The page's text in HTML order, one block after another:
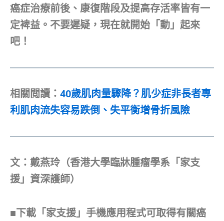
癌症治療前後、康復階段及提高存活率皆有一
定裨益。不要遲疑，現在就開始「動」起來
吧！
相關閲讀： 40歲肌肉量驟降？肌少症非長者專
利肌肉流失容易跌倒、失平衡增骨折風險
文：戴燕玲（香港大學臨牀腫瘤學系「家支
援」資深護師）
■下載「家支援」手機應用程式可取得有關癌